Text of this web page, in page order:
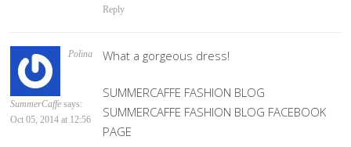
Reply
Polina
SummerCaffe says:
Oct 05, 2014 at 12:56
What a gorgeous dress!
SUMMERCAFFE FASHION BLOG
SUMMERCAFFE FASHION BLOG FACEBOOK
PAGE